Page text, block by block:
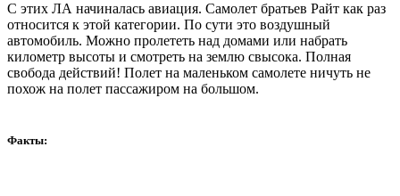
С этих ЛА начиналась авиация. Самолет братьев Райт как раз
относится к этой категории. По сути это воздушный
автомобиль. Можно пролететь над домами или набрать
километр высоты и смотреть на землю свысока. Полная
свобода действий! Полет на маленьком самолете ничуть не
похож на полет пассажиром на большом.
Факты: